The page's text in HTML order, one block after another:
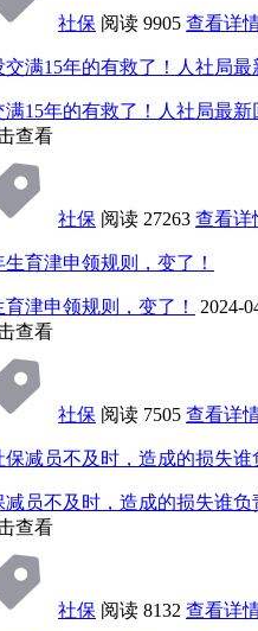
社保 阅读 9905 查看详
15年的有救了！人社局最新
查看
社保 阅读 27263 查看详
育津申领规则，变了！
2024-
查看
社保 阅读 7505 查看详
减员不及时，造成的损失谁
查看
社保 阅读 8132 查看详